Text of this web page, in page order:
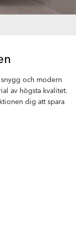
och modern
av högsta kvalitet.
dig att spara